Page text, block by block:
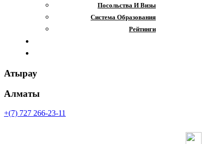
Посольства И Визы
Система Образования
Рейтинги
Атырау
Алматы
+(7) 727 266-23-11